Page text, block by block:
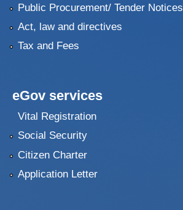
Public Procurement/ Tender Notices
Act, law and directives
Tax and Fees
eGov services
Vital Registration
Social Security
Citizen Charter
Application Letter